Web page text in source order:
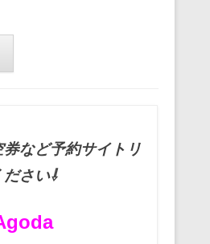
など予約サイトリ
ださい⇩